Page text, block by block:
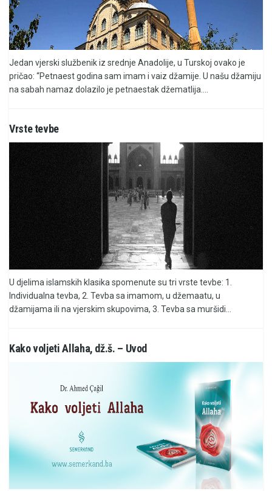
Jedan vjerski službenik iz srednje Anadolije, u Turskoj ovako je
pričao: “Petnaest godina sam imam i vaiz džamije. U našu džamiju
na sabah namaz dolazilo je petnaestak džematlija....
Vrste tevbe
U djelima islamskih klasika spomenute su tri vrste tevbe: 1.
Individualna tevba, 2. Tevba sa imamom, u džemaatu, u
džamijama ili na vjerskim skupovima, 3. Tevba sa muršidi...
Kako voljeti Allaha, dž.š. – Uvod